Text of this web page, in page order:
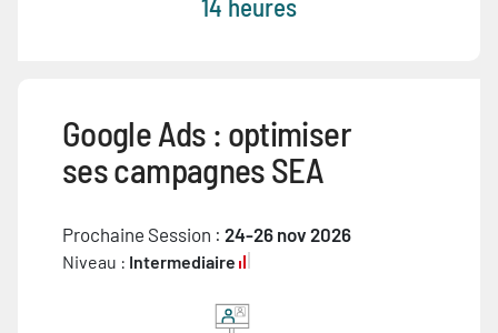
14 heures
Google Ads : optimiser
ses campagnes SEA
Prochaine Session : 24-26 nov 2026
Niveau : Intermediaire